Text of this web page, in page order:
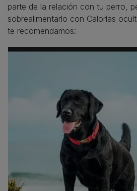
parte de la relación con tu perro,
sobrealimentarlo con Calorías
te recomendamos: